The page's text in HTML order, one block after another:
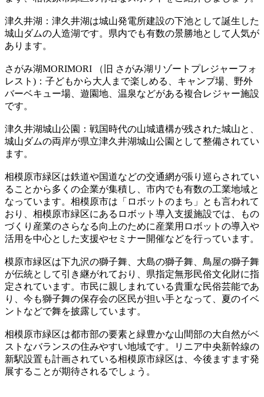
津久井湖：津久井湖は城山発電所建設の下池として誕生した
城山ダムの人造湖です。県内でも有数の景勝地として人気が
あります。
さがみ湖MORIMORI （旧 さがみ湖リゾートプレジャーフォ
レスト)：子どもから大人まで楽しめる、キャンプ場、野外
バーベキュー場、遊園地、温泉などがある複合レジャー施設
です。
津久井湖城山公園：戦国時代の山城遺構が残された城山と、
城山ダムの両岸が県立津久井湖城山公園として整備されてい
ます。
相模原市緑区は鉄道や国道などの交通網が張り巡らされてい
ることから多くの企業が集積し、市内でも有数の工業地域と
なっています。相模原市は「ロボットのまち」とも言われて
おり、相模原市緑区にあるロボット導入支援施設では、もの
づくり産業のさらなる向上のために産業用ロボットの導入や
活用を中心とした支援やセミナー開催などを行っています。
模原市緑区は下九沢の獅子舞、大島の獅子舞、鳥屋の獅子舞
が伝統として引き継がれており、県指定無形民俗文化財に指
定されています。市民に親しまれている貴重な民俗芸能であ
り、今も獅子舞の保存会の区民が担い手となって、夏のイベ
ントなどで舞を披露しています。
相模原市緑区は都市部の要素と緑豊かな山間部の大自然がベ
ストなバランスの住みやすい地域です。リニア中央新幹線の
新駅設置も計画されている相模原市緑区は、今後ますます発
展することが期待されるでしょう。